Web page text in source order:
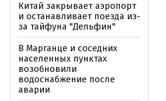
Китай закрывает аэропорт
и останавливает поезда из-
за тайфуна "Дельфин"
В Марганце и соседних
населенных пунктах
возобновили
водоснабжение после
аварии